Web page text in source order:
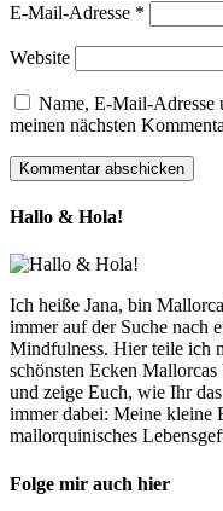
E-Mail-Adresse *
Website
Name, E-Mail-Adresse
meinen nächsten
Hallo & Hola!
Ich heiße Jana, bin
immer auf der Suche nach
Mindfulness. Hier teile ich
schönsten Ecken
und zeige Euch, wie Ihr
immer dabei: Meine kleine
mallorquinisches
Folge mir auch hier